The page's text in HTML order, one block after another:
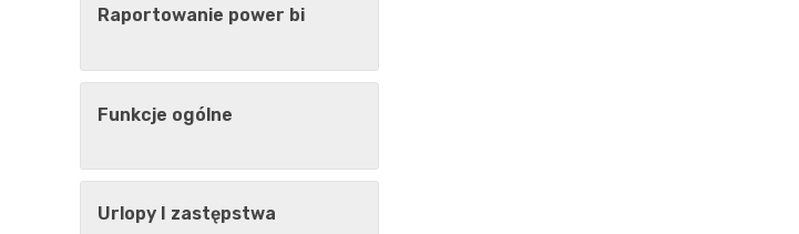
Raportowanie power bi
Funkcje ogólne
Urlopy I zastępstwa